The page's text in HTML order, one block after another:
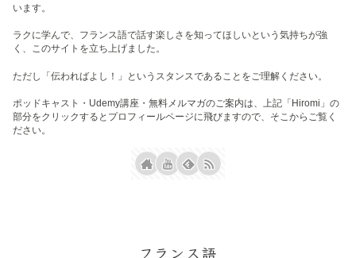
います。
ラクに学んで、フランス語で話す楽しさを知ってほしいという気持ちが強
く、このサイトを立ち上げました。
ただし「伝わればよし！」というスタンスであることをご理解ください。
ポッドキャスト・Udemy講座・無料メルマガのご案内は、上記「Hiromi」の
部分をクリックするとプロフィールページに飛びますので、そこからご覧く
ださい。
フランス語